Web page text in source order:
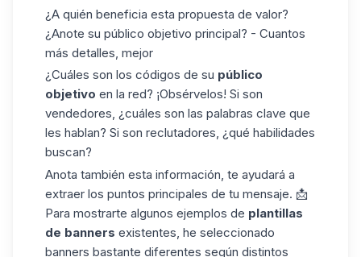
¿A quién beneficia esta propuesta de valor?
¿Anote su público objetivo principal? - Cuantos
más detalles, mejor
¿Cuáles son los códigos de su público
objetivo en la red? ¡Obsérvelos! Si son
vendedores, ¿cuáles son las palabras clave que
les hablan? Si son reclutadores, ¿qué habilidades
buscan?
Anota también esta información, te ayudará a
extraer los puntos principales de tu mensaje. 📩
Para mostrarte algunos ejemplos de plantillas
de banners existentes, he seleccionado
banners bastante diferentes según distintos